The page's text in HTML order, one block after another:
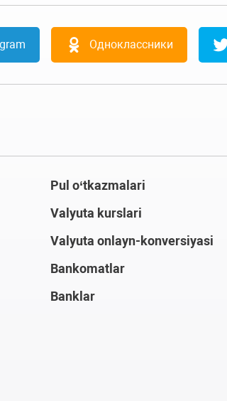
Одноклассники
Pul o‘tkazmalari
Valyuta kurslari
Valyuta onlayn-konversiyasi
Bankomatlar
Banklar